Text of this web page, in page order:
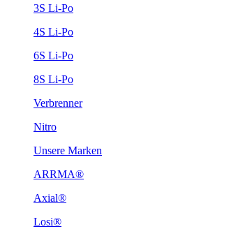
3S Li-Po
4S Li-Po
6S Li-Po
8S Li-Po
Verbrenner
Nitro
Unsere Marken
ARRMA®
Axial®
Losi®